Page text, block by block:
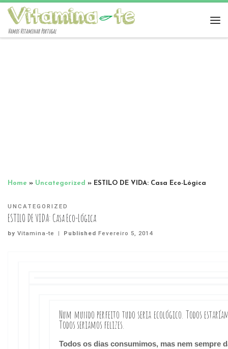
Vamos Vitaminar Portugal
Home » Uncategorized » ESTILO DE VIDA: Casa Eco-Lógica
UNCATEGORIZED
ESTILO DE VIDA: Casa Eco-Lógica
by Vitamina-te | PublishedFevereiro 5, 2014
Num mundo perfeito tudo seria ecológico. Todos
Todos seriamos felizes.
Todos os dias consumimos, mas nem sempre